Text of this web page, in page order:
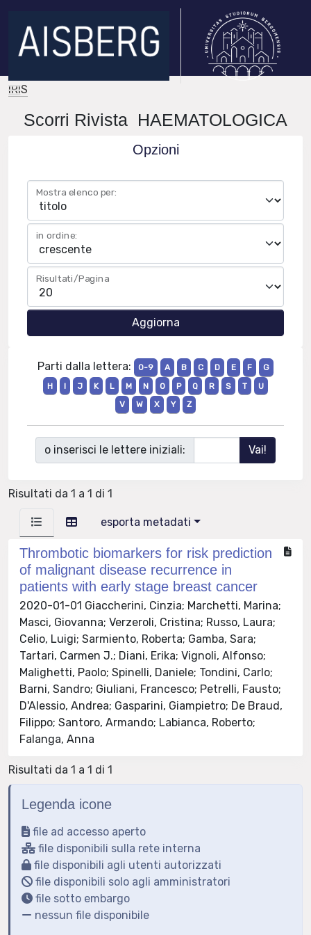
IRIS
Scorri Rivista HAEMATOLOGICA
Opzioni
Mostra elenco per:
in ordine:
Risultati/Pagina
Parti dalla lettera: 0-9 A B C D E F
G
H
I J K L M N O P Q R S T
U
V
W X Y Z
o inserisci le lettere iniziali:
Risultati da 1 a 1 di 1
esporta metadati
Thrombotic biomarkers for risk prediction
of malignant disease recurrence in
patients with early stage breast cancer
2020-01-01 Giaccherini, Cinzia; Marchetti, Marina;
Masci, Giovanna; Verzeroli, Cristina; Russo, Laura;
Celio, Luigi; Sarmiento, Roberta; Gamba, Sara;
Tartari, Carmen J.; Diani, Erika; Vignoli, Alfonso;
Malighetti, Paolo; Spinelli, Daniele; Tondini, Carlo;
Barni, Sandro; Giuliani, Francesco; Petrelli, Fausto;
D'Alessio, Andrea; Gasparini, Giampietro; De Braud,
Filippo; Santoro, Armando; Labianca, Roberto;
Falanga, Anna
Risultati da 1 a 1 di 1
Legenda icone
file ad accesso aperto
file disponibili sulla rete interna
file disponibili agli utenti autorizzati
file disponibili solo agli amministratori
file sotto embargo
nessun file disponibile